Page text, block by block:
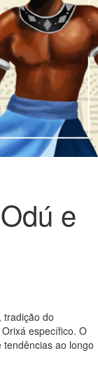
e
tradição do
específico. O
ao longo